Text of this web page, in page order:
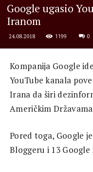
Google ugasio
Iranom
24.08.2018 1199 0
Kompanija Google
YouTube kanala
Irana da širi
Američkim
Pored toga, Google
Bloggeru i 13 Google